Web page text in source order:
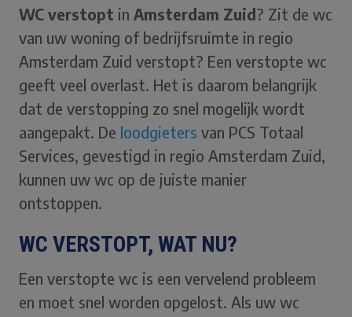
WC verstopt in Amsterdam Zuid? Zit de wc
van uw woning of bedrijfsruimte in regio
Amsterdam Zuid verstopt? Een verstopte wc
geeft veel overlast. Het is daarom belangrijk
dat de verstopping zo snel mogelijk wordt
aangepakt. De loodgieters van PCS Totaal
Services, gevestigd in regio Amsterdam Zuid,
kunnen uw wc op de juiste manier
ontstoppen.
WC VERSTOPT, WAT NU?
Een verstopte wc is een vervelend probleem
en moet snel worden opgelost. Als uw wc